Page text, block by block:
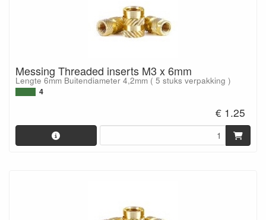
Messing Threaded inserts M3 x 6mm
Lengte 6mm Buitendiameter 4,2mm ( 5 stuks verpakking )
4
€ 1.25